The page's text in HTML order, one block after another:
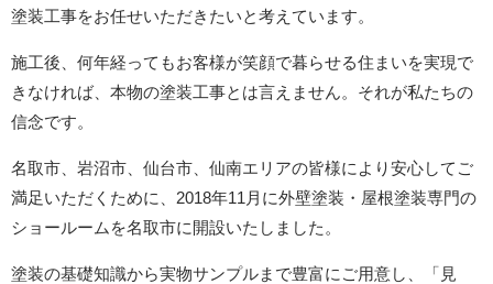
塗装工事をお任せいただきたいと考えています。
施工後、何年経ってもお客様が笑顔で暮らせる住まいを実現で
きなければ、本物の塗装工事とは言えません。それが私たちの
信念です。
名取市、岩沼市、仙台市、仙南エリアの皆様により安心してご
満足いただくために、2018年11月に外壁塗装・屋根塗装専門の
ショールームを名取市に開設いたしました。
塗装の基礎知識から実物サンプルまで豊富にご用意し、「見